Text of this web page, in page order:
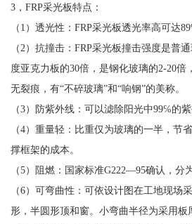
3，FRP采光板特点：
（1）透光性：FRP采光板透光率高可达
（2）抗撞击：FRP采光板撞击强度是普
度亚克力板的30倍，是钢化玻璃的2-20倍
无裂痕，有“不碎玻璃”和“响钢”的美称。
（3）防紫外线：可以滤除阳光中99℅的紫
（4）重量轻：比重仅为玻璃的一半，节
撑框架的成本。
（5）阻燃：国家标准G222—95确认，分
（6）可弯曲性：可依设计图在工地现场
形，半圆形顶和窗。小弯曲半径为采用板